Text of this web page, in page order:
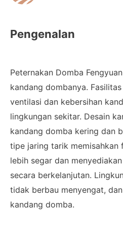
Pengenalan
Peternakan Domba
kandang dombanya.
ventilasi dan kebersihan
lingkungan sekitar. Desain
kandang domba kering dan
tipe jaring tarik memisahkan
lebih segar dan
secara berkelanjutan.
tidak berbau menyengat,
kandang domba.